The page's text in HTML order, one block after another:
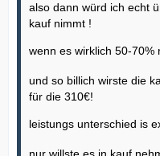
also dann würd ich echt
kauf nimmt !
wenn es wirklich 50-70%
und so billich wirste die
für die 310€!
leistungs unterschied is